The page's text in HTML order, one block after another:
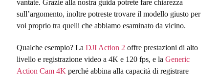
vantate. Grazie alla nostra guida potrete fare chiarezza
sull’argomento, inoltre potreste trovare il modello giusto per
voi proprio tra quelli che abbiamo esaminato da vicino.
Qualche esempio? La DJI Action 2 offre prestazioni di alto
livello e registrazione video a 4K e 120 fps, e la Generic
Action Cam 4K perché abbina alla capacità di registrare